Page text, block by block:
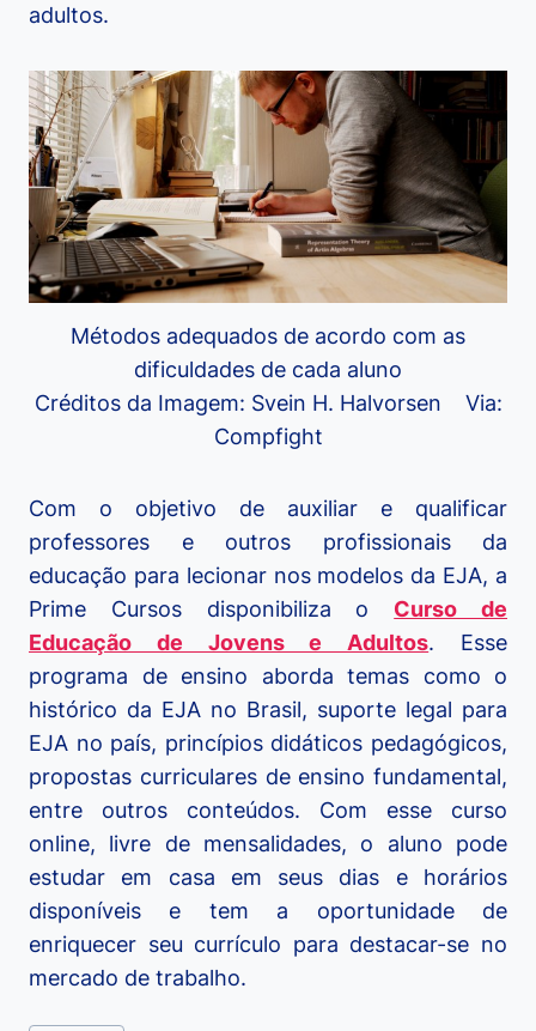
adultos.
Métodos adequados de acordo com as
dificuldades de cada aluno
Créditos da Imagem: Svein H. Halvorsen Via:
Compfight
Com o objetivo de auxiliar e qualificar
professores e outros profissionais da
educação para lecionar nos modelos da EJA, a
Prime Cursos disponibiliza o Curso de
Educação de Jovens e Adultos. Esse
programa de ensino aborda temas como o
histórico da EJA no Brasil, suporte legal para
EJA no país, princípios didáticos pedagógicos,
propostas curriculares de ensino fundamental,
entre outros conteúdos. Com esse curso
online, livre de mensalidades, o aluno pode
estudar em casa em seus dias e horários
disponíveis e tem a oportunidade de
enriquecer seu currículo para destacar-se no
mercado de trabalho.